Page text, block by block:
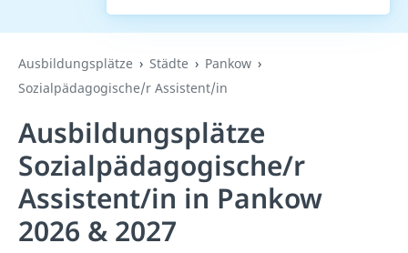
Ausbildungsplätze Städte
Pankow
Sozialpädagogische/r Assistent/in
Ausbildungsplätze
Sozialpädagogische/r
Assistent/in in Pankow
2026 & 2027